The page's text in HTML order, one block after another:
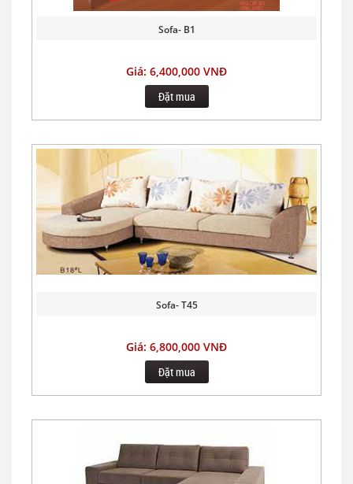
Sofa- B1
Giá: 6,400,000 VNĐ
Đặt mua
Sofa- T45
Giá: 6,800,000 VNĐ
Đặt mua